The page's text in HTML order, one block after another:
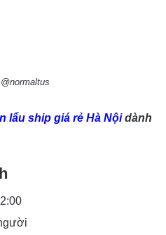
lẩu ship giá rẻ Hà Nộidành